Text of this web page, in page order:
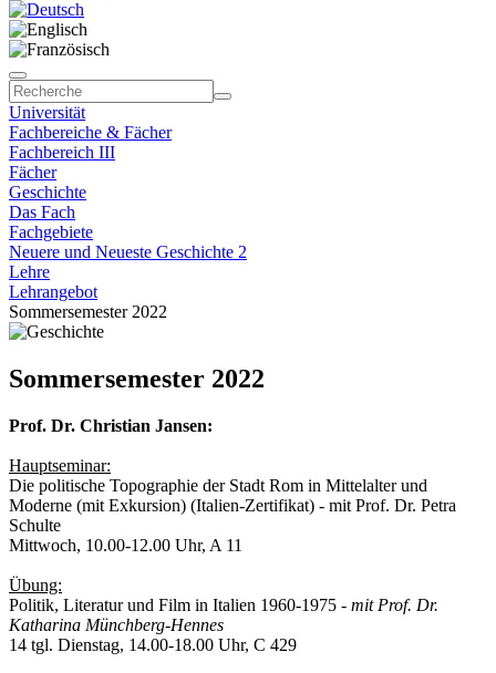
Universität
Fachbereiche & Fächer
Fachbereich III
Fächer
Geschichte
Das Fach
Fachgebiete
Neuere und Neueste Geschichte 2
Lehre
Lehrangebot
Sommersemester 2022
Sommersemester 2022
Prof. Dr. Christian Jansen:
Hauptseminar:
Die politische Topographie der Stadt Rom in Mittelalter und
Moderne (mit Exkursion) (Italien-Zertifikat) - mit Prof. Dr. Petra
Schulte
Mittwoch, 10.00-12.00 Uhr, A 11
Übung:
Politik, Literatur und Film in Italien 1960-1975 - mit Prof. Dr.
Katharina Münchberg-Hennes
14 tgl. Dienstag, 14.00-18.00 Uhr, C 429